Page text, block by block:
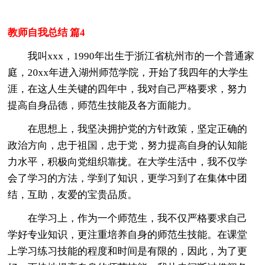
教师自我总结 篇4
我叫xxx，1990年出生于浙江省杭州市的一个普通家
庭，20xx年进入湖州师范学院，开始了我四年的大学生
涯，在这人生关键的四年中，我对自己严格要求，努力
提高自身品德，师范生技能及各方面能力。
在思想上，我坚决拥护党的方针政策，坚定正确的
政治方向，忠于祖国，忠于党，努力提高自身的认知能
力水平，积极向党组织靠拢。在大学生活中，我不仅学
会了学习的方法，学到了知识，更学习到了在集体中团
结，互助，友爱的宝贵品质。
在学习上，作为一个师范生，我不仅严格要求自己
学好专业知识，更注重培养自身的师范生技能。在课堂
上学习练习技能的程度和时间是有限的，因此，为了更